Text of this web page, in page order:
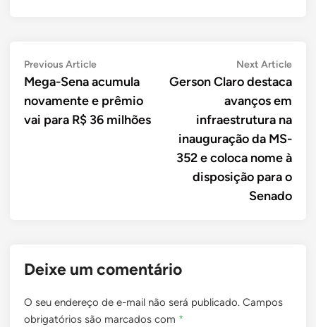
Navegação
de
Post
Previous ArticlePrevious
article:
Mega-Sena acumula
novamente e prêmio
vai para R$ 36 milhões
Next ArticleNext
Gerson Claro destaca
avanços em
infraestrutura na
inauguração da MS-
352 e coloca nome à
disposição para o
Senado
Deixe um comentário
O seu endereço de e-mail não será publicado. Campos
obrigatórios são marcados com *